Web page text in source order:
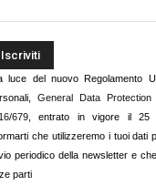
luce del nuovo Regolamento
General Data
679 , entrato in vigore il 25
che utilizzeremo i tuoi dati
periodico della newsletter e
parti